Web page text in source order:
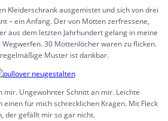
Kleiderschrank ausgemistet und sich von drei
– ein Anfang. Der von Motten zerfressene,
aus dem letzten Jahrhundert gelang in meine
Wegwerfen. 30 Mottenlöcher waren zu flicken.
Muster ist dankbar.
mir. Ungewohnter Schnitt an mir. Leichte
einen für mich schrecklichen Kragen. Mit Fleck
der gefällt mir so gar nicht.